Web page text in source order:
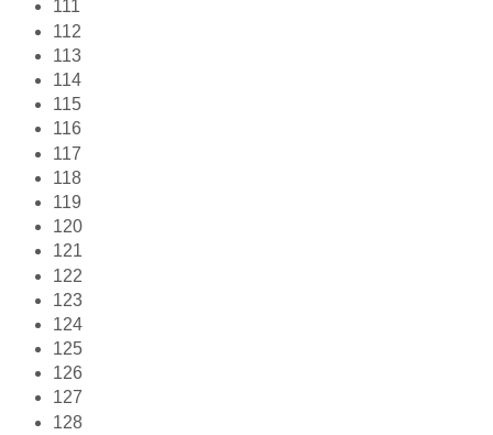
111
112
113
114
115
116
117
118
119
120
121
122
123
124
125
126
127
128